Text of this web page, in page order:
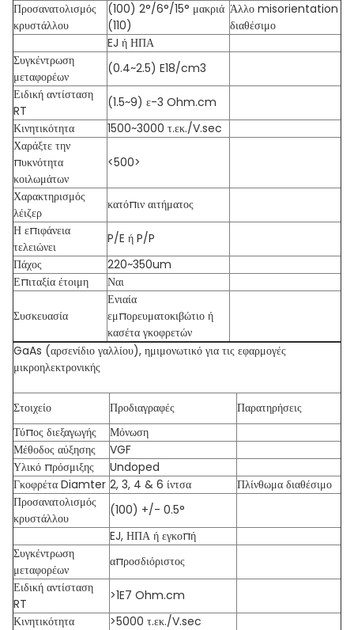
Προσανατολισμός
κρυστάλλου
(100) 2°/6°/15° μακριά
(110)
Άλλο misorientation
διαθέσιμο
EJ ή ΗΠΑ
Συγκέντρωση
μεταφορέων
(0.4~2.5) E18/cm3
Ειδική αντίσταση
RT
(1.5~9) ε-3 Ohm.cm
Κινητικότητα
1500~3000 τ.εκ./V.sec
Χαράξτε την
πυκνότητα
κοιλωμάτων
<500>
Χαρακτηρισμός
λέιζερ
κατόπιν αιτήματος
Η επιφάνεια
τελειώνει
P/E ή P/P
Πάχος
220~350um
Επιταξία έτοιμη
Ναι
Συσκευασία
Ενιαία
εμπορευματοκιβώτιο ή
κασέτα γκοφρετών
GaAs (αρσενίδιο γαλλίου), ημιμονωτικό για τις εφαρμογές
μικροηλεκτρονικής
Στοιχείο Προδιαγραφές
Παρατηρήσεις
Τύπος διεξαγωγής
Μόνωση
Μέθοδος αύξησης
VGF
Υλικό πρόσμιξης
Undoped
Γκοφρέτα Diamter 2, 3, 4 & 6 ίντσα
Πλίνθωμα διαθέσιμο
Προσανατολισμός
κρυστάλλου
(100) +/- 0.5°
EJ, ΗΠΑ ή εγκοπή
Συγκέντρωση
μεταφορέων
απροσδιόριστος
Ειδική αντίσταση
RT
>1E7 Ohm.cm
Κινητικότητα
>5000 τ.εκ./V.sec